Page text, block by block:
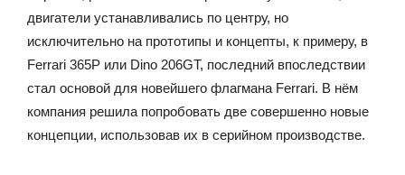
двигатели устанавливались по центру, но
исключительно на прототипы и концепты, к примеру, в
Ferrari 365P или Dino 206GT, последний впоследствии
стал основой для новейшего флагмана Ferrari. В нём
компания решила попробовать две совершенно новые
концепции, использовав их в серийном производстве.